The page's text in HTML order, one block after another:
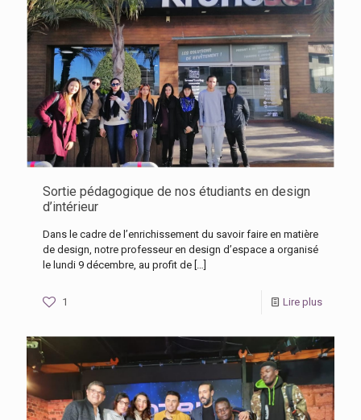
Sortie pédagogique de nos étudiants en design
d’intérieur
Dans le cadre de l’enrichissement du savoir faire en matière
de design, notre professeur en design d’espace a organisé
le lundi 9 décembre, au profit de […]
1 Lire plus